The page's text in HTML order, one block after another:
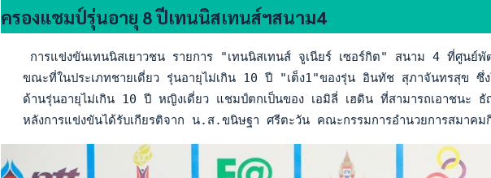
ครองแชมป์รุ่นอายุ 8 ปีเทนนิสเทนส์ฯสนาม4
การแข่งขันเทนนิสเยาวชน รายการ "เทนนิสเทนส์ จูเนียร์ เซอร์กิต" สนาม 4 ที่ศูน
ขณะที่ในประเภทชายเดี่ยว รุ่นอายุไม่เกิน 10 ปี "เต็ง1"ของรุ่น อินทัช สุภาจันทรสุข
ด้านรุ่นอายุไม่เกิน 10 ปี หญิงเดี่ยว แชมป์ตกเป็นของ เอมิลี่ เฮดิน ที่สามารถเอาชนะ
หลังการแข่งขันได้รับเกียรติจาก น.ส.ขนิษฐา ศรีตะวัน คณะกรรมการอำนวยการสมาค